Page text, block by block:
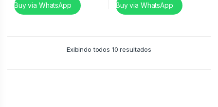
Buy via WhatsApp Buy via WhatsApp
Exibindo todos 10 resultados